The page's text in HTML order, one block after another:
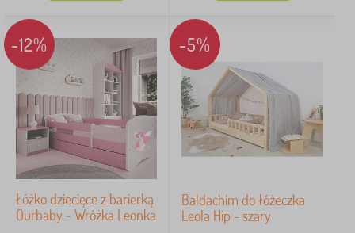
-12%
Łóżko dziecięce z barierką
Ourbaby - Wróżka Leonka
-5%
Baldachim do łóżeczka
Leola Hip - szary